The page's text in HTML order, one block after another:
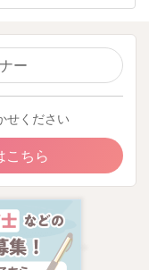
ー
せください
こちら